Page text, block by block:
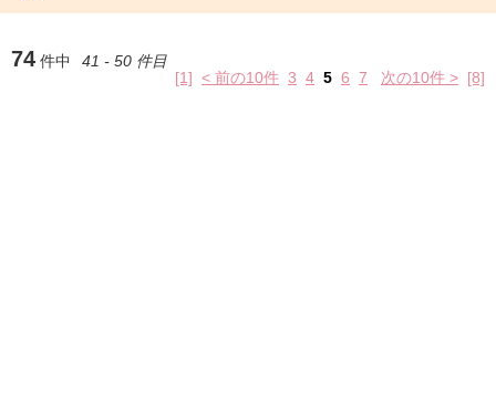
74 件中
41 - 50 件目
[1] < 前の10件 3 4 5 6 7 次の10件 > [8]